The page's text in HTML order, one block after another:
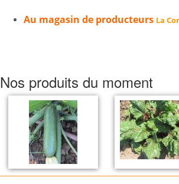
Au magasin de producteurs La
Nos produits du moment